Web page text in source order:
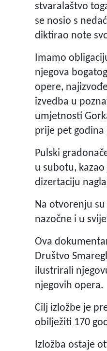
stvaralaštvo
se nosio s
diktirao note
Imamo
njegova
opere,
izvedba u
umjetnosti
prije pet
Pulski
u subotu,
dizertaciju
Na otvorenju
nazočne i u
Ova
Društvo
ilustrirali
njegovih opera.
Cilj izložbe je
obilježiti 170
Izložba ostaje